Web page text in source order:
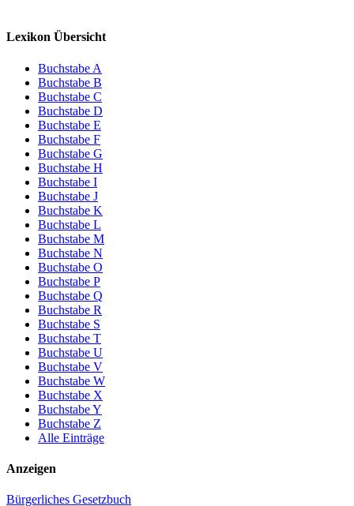
Lexikon Übersicht
Buchstabe A
Buchstabe B
Buchstabe C
Buchstabe D
Buchstabe E
Buchstabe F
Buchstabe G
Buchstabe H
Buchstabe I
Buchstabe J
Buchstabe K
Buchstabe L
Buchstabe M
Buchstabe N
Buchstabe O
Buchstabe P
Buchstabe Q
Buchstabe R
Buchstabe S
Buchstabe T
Buchstabe U
Buchstabe V
Buchstabe W
Buchstabe X
Buchstabe Y
Buchstabe Z
Alle Einträge
Anzeigen
Bürgerliches Gesetzbuch